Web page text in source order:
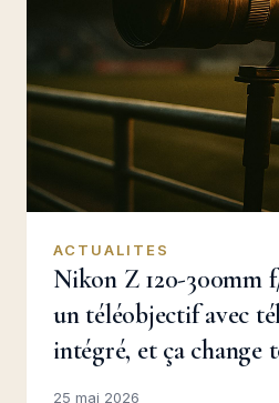
ACTUALITES
Nikon Z 120-300mm
un téléobjectif avec
intégré, et ça change
25 mai 2026